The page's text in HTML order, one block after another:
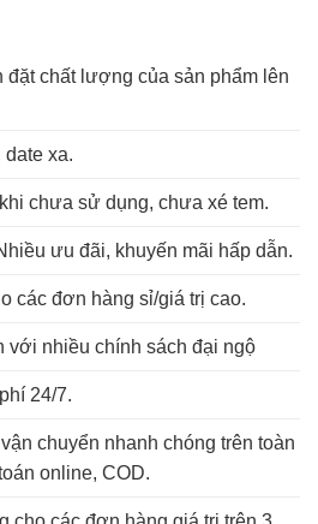
đặt chất lượng của sản phẩm lên
xa.
chưa sử dụng, chưa xé tem.
ưu đãi, khuyến mãi hấp dẫn.
các đơn hàng sỉ/giá trị cao.
với nhiều chính sách đại ngộ
24/7.
chuyển nhanh chóng trên toàn
online, COD.